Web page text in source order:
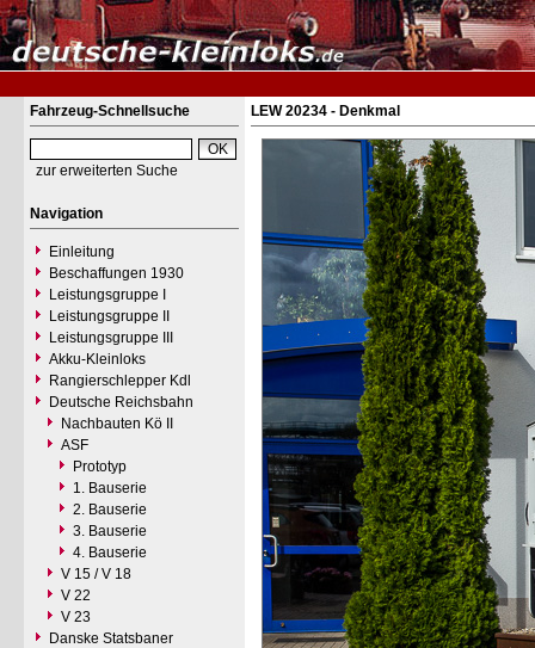
Fahrzeug-Schnellsuche
zur erweiterten Suche
Navigation
Einleitung
Beschaffungen 1930
Leistungsgruppe I
Leistungsgruppe II
Leistungsgruppe III
Akku-Kleinloks
Rangierschlepper Kdl
Deutsche Reichsbahn
Nachbauten Kö II
ASF
Prototyp
1. Bauserie
2. Bauserie
3. Bauserie
4. Bauserie
V 15 / V 18
V 22
V 23
Danske Statsbaner
LEW 20234 - Denkmal